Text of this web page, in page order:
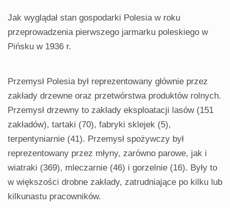
Jak wyglądał stan gospodarki Polesia w roku
przeprowadzenia pierwszego jarmarku poleskiego w
Pińsku w 1936 r.
Przemysł Polesia był reprezentowany głównie przez
zakłady drzewne oraz przetwórstwa produktów rolnych.
Przemysł drzewny to zakłady eksploatacji lasów (151
zakładów), tartaki (70), fabryki sklejek (5),
terpentyniarnie (41). Przemysł spożywczy był
reprezentowany przez młyny, zarówno parowe, jak i
wiatraki (369), mleczarnie (46) i gorzelnie (16). Były to
w większości drobne zakłady, zatrudniające po kilku lub
kilkunastu pracowników.